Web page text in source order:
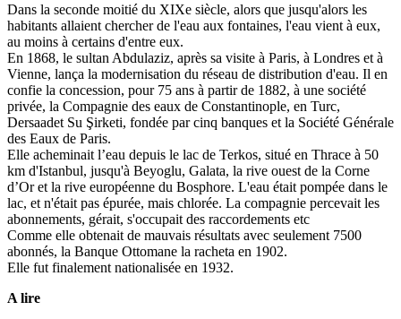
Dans la seconde moitié du XIXe siècle, alors que jusqu'alors les
habitants allaient chercher de l'eau aux fontaines, l'eau vient à eux,
au moins à certains d'entre eux.
En 1868, le sultan Abdulaziz, après sa visite à Paris, à Londres et à
Vienne, lança la modernisation du réseau de distribution d'eau. Il en
confie la concession, pour 75 ans à partir de 1882, à une société
privée, la Compagnie des eaux de Constantinople, en Turc,
Dersaadet Su Şirketi, fondée par cinq banques et la Société Générale
des Eaux de Paris.
Elle acheminait l’eau depuis le lac de Terkos, situé en Thrace à 50
km d'Istanbul, jusqu'à Beyoglu, Galata, la rive ouest de la Corne
d’Or et la rive européenne du Bosphore. L'eau était pompée dans le
lac, et n'était pas épurée, mais chlorée. La compagnie percevait les
abonnements, gérait, s'occupait des raccordements etc
Comme elle obtenait de mauvais résultats avec seulement 7500
abonnés, la Banque Ottomane la racheta en 1902.
Elle fut finalement nationalisée en 1932.
A lire